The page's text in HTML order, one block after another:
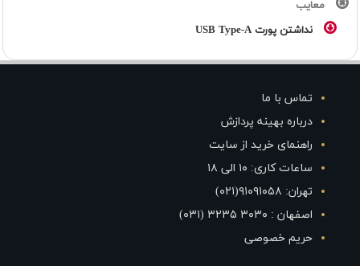
معایب
نداشتن پورت USB Type-A
تماس با ما
درباره بهینه پردازش
راهنمای خرید از سایت
ساعات کاری: ۱۰ الی ۱۸
تهران: ۹۱۰۹۱۰۵۸(۰۲۱)
اصفهان : ۳۰۳۰ ۳۲۳۵ (۰۳۱)
حریم خصوصی